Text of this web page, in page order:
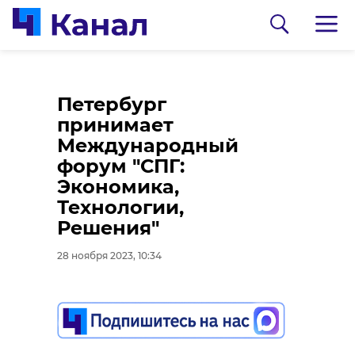
Петербург
принимает
Международный
форум "СПГ:
Экономика,
Технологии,
Решения"
28 ноября 2023, 10:34
В Кудрово подросток
ограбил своего
сверстника
28 ноября 2023, 10:23
0:00 / 0:00
В Ленобласти